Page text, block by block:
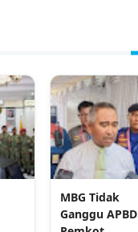
MBG Tidak
Ganggu APBD